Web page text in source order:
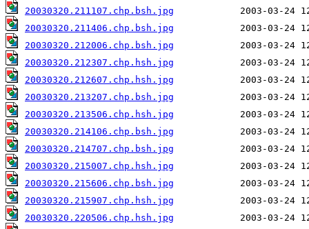
20030320.211107.chp.bsh.jpg
20030320.211406.chp.bsh.jpg
20030320.212006.chp.bsh.jpg
20030320.212307.chp.hsh.jpg
20030320.212607.chp.hsh.jpg
20030320.213207.chp.bsh.jpg
20030320.213506.chp.hsh.jpg
20030320.214106.chp.bsh.jpg
20030320.214707.chp.bsh.jpg
20030320.215007.chp.hsh.jpg
20030320.215606.chp.bsh.jpg
20030320.215907.chp.hsh.jpg
20030320.220506.chp.hsh.jpg